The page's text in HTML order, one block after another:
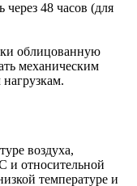
48 часов (для
облицованную
механическим
воздуха,
и относительной
температуре и